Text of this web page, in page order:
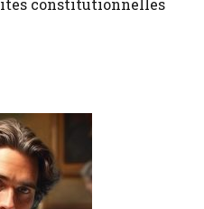
constitutionnelles